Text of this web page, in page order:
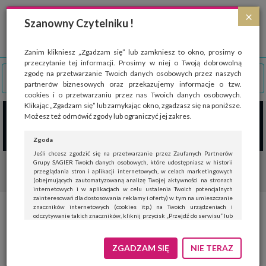
×
Szanowny Czytelniku !
Zanim klikniesz „Zgadzam się” lub zamkniesz to okno, prosimy o
przeczytanie tej informacji. Prosimy w niej o Twoją dobrowolną
zgodę na przetwarzanie Twoich danych osobowych przez naszych
partnerów biznesowych oraz przekazujemy informacje o tzw.
cookies i o przetwarzaniu przez nas Twoich danych osobowych.
Klikając „Zgadzam się” lub zamykając okno, zgadzasz się na poniższe.
Możesz też odmówić zgody lub ograniczyć jej zakres.
Zgoda
Jeśli chcesz zgodzić się na przetwarzanie przez Zaufanych Partnerów
Grupy SAGIER Twoich danych osobowych, które udostępniasz w historii
przeglądania stron i aplikacji internetowych, w celach marketingowych
(obejmujących zautomatyzowaną analizę Twojej aktywności na stronach
internetowych i w aplikacjach w celu ustalenia Twoich potencjalnych
zainteresowań dla dostosowania reklamy i oferty) w tym na umieszczanie
znaczników internetowych (cookies itp.) na Twoich urządzeniach i
odczytywanie takich znaczników, kliknij przycisk „Przejdź do serwisu” lub
Jeśli nie chcesz wyrazić zgody, kliknij „Nie teraz”.
Wyrażenie zgody jest dobrowolne. Możesz edytować zakres zgody, w tym
ZGADZAM SIĘ NIE TERAZ
Strona wykorzystuje pliki cookies, które służą głównie do celów statystycznych.
Wyrażając zgodę na używanie 'cookies', zezwalasz na zapisanie ich w pamięci
przeglądarki. Przejdź do
polityki cookies
Błonnik trzeba jeść, ale są tacy,
którym szkodzi